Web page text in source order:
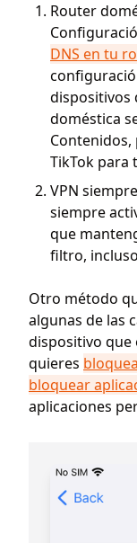
Router
DNS en tu
dispositivos
doméstica
TikTok para
VPN
siempre
que
filtro,
Otro método
algunas de las
dispositivo que
quieres
bloquear
aplicaciones